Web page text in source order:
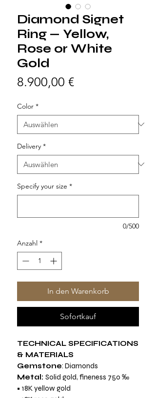
Diamond Signet
Ring — Yellow,
Rose or White
Gold
8.900,00 €Preis
Color *
Delivery *
Specify your size *
0/500
Anzahl *
In den Warenkorb
Sofortkauf
TECHNICAL SPECIFICATIONS
& MATERIALS
Gemstone: Diamonds
Metal: Solid gold, fineness 750 ‰
• 18K yellow gold